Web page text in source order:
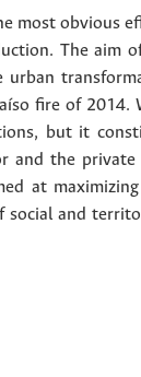
most obvious
The aim
fire of
but it
the
at
and